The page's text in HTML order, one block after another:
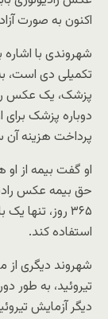
اکنون به صورت
شهروندی با اشاره
تکمیلی دی است،
پزشک، یک عکس
دوباره پزشک
پرداخت هزینه آن
او گفت بیمه از او
حق بیمه عکس
۳۶۵ روز،
استفاده کند.
شهروند دیگری از
تیروئید، به طور
دیگر آزمایش